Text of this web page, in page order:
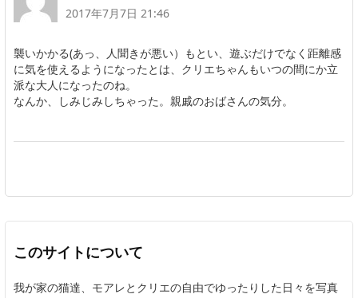
2017年7月7日 21:46
襲いかかる(あっ、人聞きが悪い）もとい、遊ぶだけでなく距離感
に気を使えるようになったとは、クリエちゃんもいつの間にか立
派な大人になったのね。
なんか、しみじみしちゃった。親戚のおばさんの気分。
このサイトについて
我が家の猫達、モアレとクリエの自由でゆったりした日々を写真